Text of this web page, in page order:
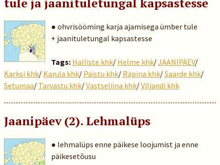
● ohvrisööming karja ajamisega ümber tule
+ jaanituletungal kapsastesse
Tags: Halliste khk/ Helme khk/JAANIPÄEV/
Karksi khk/ Karula khk/ Paistu khk/ Räpina khk/Saarde khk/
Setumaa/ Tarvastu khk/Vastseliina khk/Viljandi khk
Jaanipäev (2). Lehmalüps
● lehmalüps enne päikese loojumist ja enne
päikesetõusu